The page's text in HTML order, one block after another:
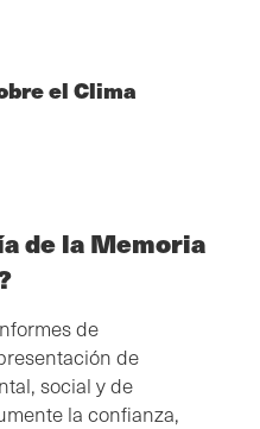
el Clima
de la Memoria
de
de
social y de
la confianza,